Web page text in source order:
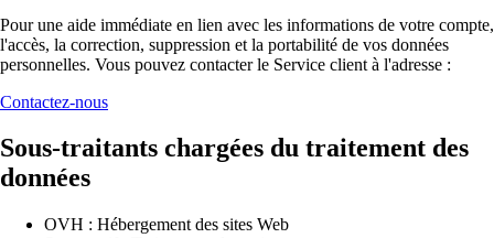
Pour une aide immédiate en lien avec les informations de votre compte,
l'accès, la correction, suppression et la portabilité de vos données
personnelles. Vous pouvez contacter le Service client à l'adresse :
Contactez-nous
Sous-traitants chargées du traitement des
données
OVH : Hébergement des sites Web